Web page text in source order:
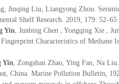
Jinqing Liu, Liangyong Zhou.
Shelf Research. 2019, 179: 52–65
Yin, Junbing Chen , Yongqing Xie ,
Characteristics of Methane
Yin, Zongshan Zhao, Ying Fan, Na
China. Marine Pollution Bulletin,